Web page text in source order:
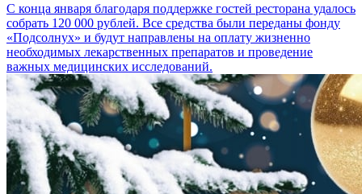
С конца января благодаря поддержке гостей ресторана удалось
собрать 120 000 рублей. Все средства были переданы фонду
«Подсолнух» и будут направлены на оплату жизненно
необходимых лекарственных препаратов и проведение
важных медицинских исследований.